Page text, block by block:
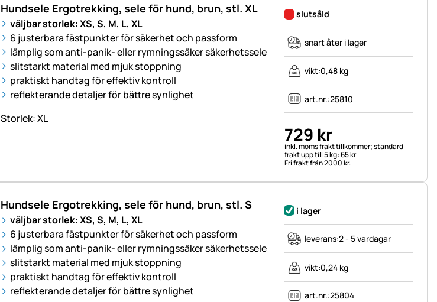
Hundsele Ergotrekking, sele för hund, brun, stl. XL
väljbar storlek: XS, S, M, L, XL
6 justerbara fästpunkter för säkerhet och passform
lämplig som anti-panik- eller rymningssäker säkerhetssele
slitstarkt material med mjuk stoppning
praktiskt handtag för effektiv kontroll
reflekterande detaljer för bättre synlighet
Storlek: XL
slutsåld
snart åter i lager
vikt:0,48 kg
art.nr.:25810
729 kr
Skatteinformation:
inkl. momsfrakt tillkommer; standard
frakt upp till 5 kg: 65 kr
Fri frakt från 2000 kr.
Hundsele Ergotrekking, sele för hund, brun, stl. S
väljbar storlek: XS, S, M, L, XL
6 justerbara fästpunkter för säkerhet och passform
lämplig som anti-panik- eller rymningssäker säkerhetssele
slitstarkt material med mjuk stoppning
praktiskt handtag för effektiv kontroll
reflekterande detaljer för bättre synlighet
i lager
leverans:2 - 5 vardagar
vikt:0,24 kg
art.nr.:25804